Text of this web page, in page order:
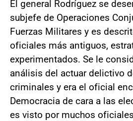
El general Rodríguez se
subjefe de Operaciones
Fuerzas Militares y es
oficiales más antiguos,
experimentados. Se le
análisis del actuar delictivo
criminales y era el oficial
Democracia de cara a las
es visto por muchos